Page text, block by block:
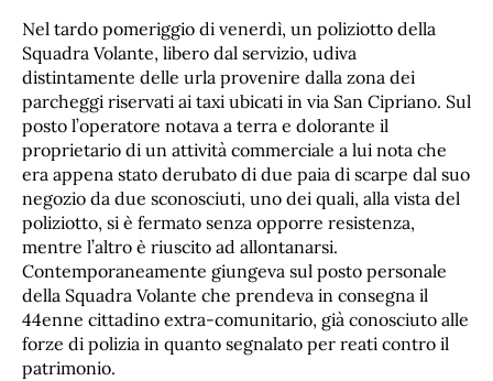
Nel tardo pomeriggio di venerdì, un poliziotto della
Squadra Volante, libero dal servizio, udiva
distintamente delle urla provenire dalla zona dei
parcheggi riservati ai taxi ubicati in via San Cipriano. Sul
posto l’operatore notava a terra e dolorante il
proprietario di un attività commerciale a lui nota che
era appena stato derubato di due paia di scarpe dal suo
negozio da due sconosciuti, uno dei quali, alla vista del
poliziotto, si è fermato senza opporre resistenza,
mentre l’altro è riuscito ad allontanarsi.
Contemporaneamente giungeva sul posto personale
della Squadra Volante che prendeva in consegna il
44enne cittadino extra-comunitario, già conosciuto alle
forze di polizia in quanto segnalato per reati contro il
patrimonio.